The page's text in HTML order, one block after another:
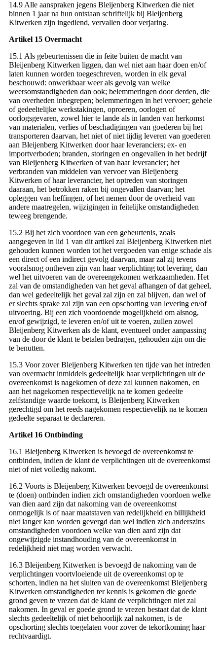
14.9 Alle aanspraken jegens Bleijenberg Kitwerken die niet
binnen 1 jaar na hun ontstaan schriftelijk bij Bleijenberg
Kitwerken zijn ingediend, vervallen door verjaring.
Artikel 15 Overmacht
15.1 Als gebeurtenissen die in feite buiten de macht van
Bleijenberg Kitwerken liggen, dan wel niet aan haar doen en/of
laten kunnen worden toegeschreven, worden in elk geval
beschouwd: onwerkbaar weer als gevolg van welke
weersomstandigheden dan ook; belemmeringen door derden, die
van overheden inbegrepen; belemmeringen in het vervoer; gehele
of gedeeltelijke werkstakingen, oproeren, oorlogen of
oorlogsgevaren, zowel hier te lande als in landen van herkomst
van materialen, verlies of beschadigingen van goederen bij het
transporteren daarvan, het niet of niet tijdig leveren van goederen
aan Bleijenberg Kitwerken door haar leveranciers; ex- en
importverboden; branden, storingen en ongevallen in het bedrijf
van Bleijenberg Kitwerken of van haar leverancier; het
verbranden van middelen van vervoer van Bleijenberg
Kitwerken of haar leverancier, het optreden van storingen
daaraan, het betrokken raken bij ongevallen daarvan; het
opleggen van heffingen, of het nemen door de overheid van
andere maatregelen, wijzigingen in feitelijke omstandigheden
teweeg brengende.
15.2 Bij het zich voordoen van een gebeurtenis, zoals
aangegeven in lid 1 van dit artikel zal Bleijenberg Kitwerken niet
gehouden kunnen worden tot het vergoeden van enige schade als
een direct of een indirect gevolg daarvan, maar zal zij tevens
vooralsnog ontheven zijn van haar verplichting tot levering, dan
wel het uitvoeren van de overeengekomen werkzaamheden. Het
zal van de omstandigheden van het geval afhangen of dat geheel,
dan wel gedeeltelijk het geval zal zijn en zal blijven, dan wel of
er slechts sprake zal zijn van een opschorting van levering en/of
uitvoering. Bij een zich voordoende mogelijkheid om alsnog,
en/of gewijzigd, te leveren en/of uit te voeren, zullen zowel
Bleijenberg Kitwerken als de klant, eventueel onder aanpassing
van de door de klant te betalen bedragen, gehouden zijn om die
te benutten.
15.3 Voor zover Bleijenberg Kitwerken ten tijde van het intreden
van overmacht inmiddels gedeeltelijk haar verplichtingen uit de
overeenkomst is nagekomen of deze zal kunnen nakomen, en
aan het nagekomen respectievelijk na te komen gedeelte
zelfstandige waarde toekomt, is Bleijenberg Kitwerken
gerechtigd om het reeds nagekomen respectievelijk na te komen
gedeelte separaat te declareren.
Artikel 16 Ontbinding
16.1 Bleijenberg Kitwerken is bevoegd de overeenkomst te
ontbinden, indien de klant de verplichtingen uit de overeenkomst
niet of niet volledig nakomt.
16.2 Voorts is Bleijenberg Kitwerken bevoegd de overeenkomst
te (doen) ontbinden indien zich omstandigheden voordoen welke
van dien aard zijn dat nakoming van de overeenkomst
onmogelijk is of naar maatstaven van redelijkheid en billijkheid
niet langer kan worden gevergd dan wel indien zich anderszins
omstandigheden voordoen welke van dien aard zijn dat
ongewijzigde instandhouding van de overeenkomst in
redelijkheid niet mag worden verwacht.
16.3 Bleijenberg Kitwerken is bevoegd de nakoming van de
verplichtingen voortvloeiende uit de overeenkomst op te
schorten, indien na het sluiten van de overeenkomst Bleijenberg
Kitwerken omstandigheden ter kennis is gekomen die goede
grond geven te vrezen dat de klant de verplichtingen niet zal
nakomen. In geval er goede grond te vrezen bestaat dat de klant
slechts gedeeltelijk of niet behoorlijk zal nakomen, is de
opschorting slechts toegelaten voor zover de tekortkoming haar
rechtvaardigt.